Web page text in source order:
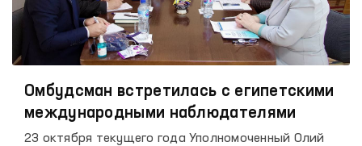
Омбудсман встретилась с египетскими
международными наблюдателями
23 октября текущего года Уполномоченный Олий